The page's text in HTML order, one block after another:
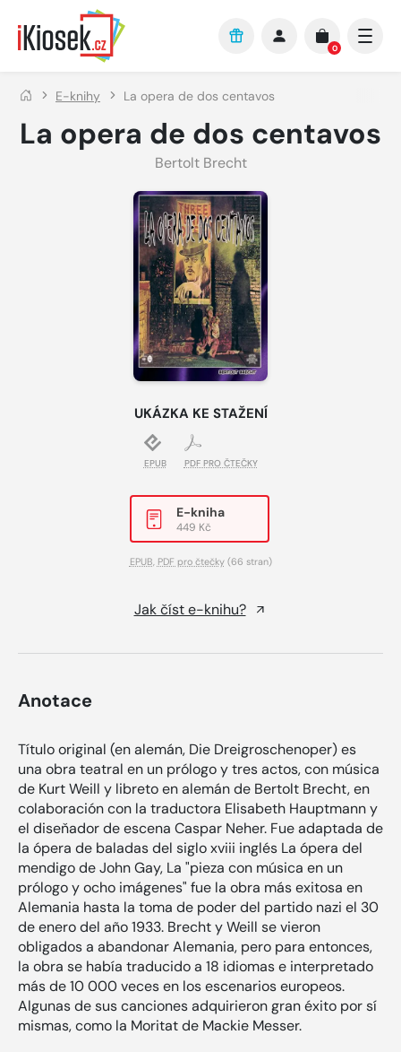
Přejít na hlavní obsah
0
E-knihy La opera de dos centavos
La opera de dos centavos
Bertolt Brecht
UKÁZKA KE STAŽENÍ
EPUB PDF PRO ČTEČKY
E-kniha
449 Kč
EPUB, PDF pro čtečky(66 stran)
Jak číst e-knihu?
Anotace
Título original (en alemán, Die Dreigroschenoper) es
una obra teatral en un prólogo y tres actos, con música
de Kurt Weill y libreto en alemán de Bertolt Brecht, en
colaboración con la traductora Elisabeth Hauptmann y
el diseňador de escena Caspar Neher. Fue adaptada de
la ópera de baladas del siglo xviii inglés La ópera del
mendigo de John Gay, La "pieza con música en un
prólogo y ocho imágenes" fue la obra más exitosa en
Alemania hasta la toma de poder del partido nazi el 30
de enero del año 1933. Brecht y Weill se vieron
obligados a abandonar Alemania, pero para entonces,
la obra se había traducido a 18 idiomas e interpretado
más de 10 000 veces en los escenarios europeos.
Algunas de sus canciones adquirieron gran éxito por sí
mismas, como la Moritat de Mackie Messer.